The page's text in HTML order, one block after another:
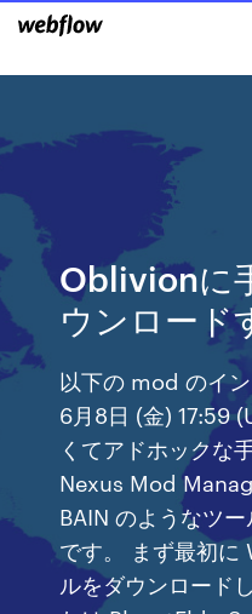
Oblivionに
ウンロード
以下の mod のイ
6月8日 (金) 17:59
くてアドホックな
Nexus Mod
BAIN のようなツ
です。 まず最初に
ルをダウンロード